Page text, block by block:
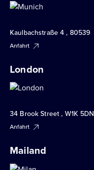
Kaulbachstraße 4 , 80539
Anfahrt
London
34 Brook Street , W1K 5DN
Anfahrt
Mailand